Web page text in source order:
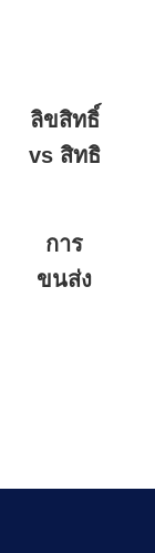
ลิขสิทธิ์
vs สิทธิ
การ
ขนส่ง
ข้อ